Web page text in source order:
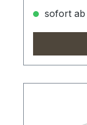
sofort